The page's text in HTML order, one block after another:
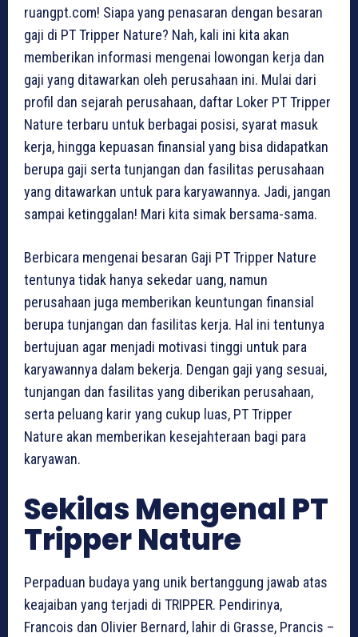
ruangpt.com! Siapa yang penasaran dengan besaran
gaji di PT Tripper Nature? Nah, kali ini kita akan
memberikan informasi mengenai lowongan kerja dan
gaji yang ditawarkan oleh perusahaan ini. Mulai dari
profil dan sejarah perusahaan, daftar Loker PT Tripper
Nature terbaru untuk berbagai posisi, syarat masuk
kerja, hingga kepuasan finansial yang bisa didapatkan
berupa gaji serta tunjangan dan fasilitas perusahaan
yang ditawarkan untuk para karyawannya. Jadi, jangan
sampai ketinggalan! Mari kita simak bersama-sama.
Berbicara mengenai besaran Gaji PT Tripper Nature
tentunya tidak hanya sekedar uang, namun
perusahaan juga memberikan keuntungan finansial
berupa tunjangan dan fasilitas kerja. Hal ini tentunya
bertujuan agar menjadi motivasi tinggi untuk para
karyawannya dalam bekerja. Dengan gaji yang sesuai,
tunjangan dan fasilitas yang diberikan perusahaan,
serta peluang karir yang cukup luas, PT Tripper
Nature akan memberikan kesejahteraan bagi para
karyawan.
Sekilas Mengenal PT
Tripper Nature
Perpaduan budaya yang unik bertanggung jawab atas
keajaiban yang terjadi di TRIPPER. Pendirinya,
Francois dan Olivier Bernard, lahir di Grasse, Prancis –